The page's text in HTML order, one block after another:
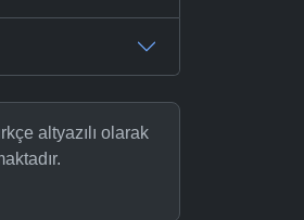
altyazılı olarak